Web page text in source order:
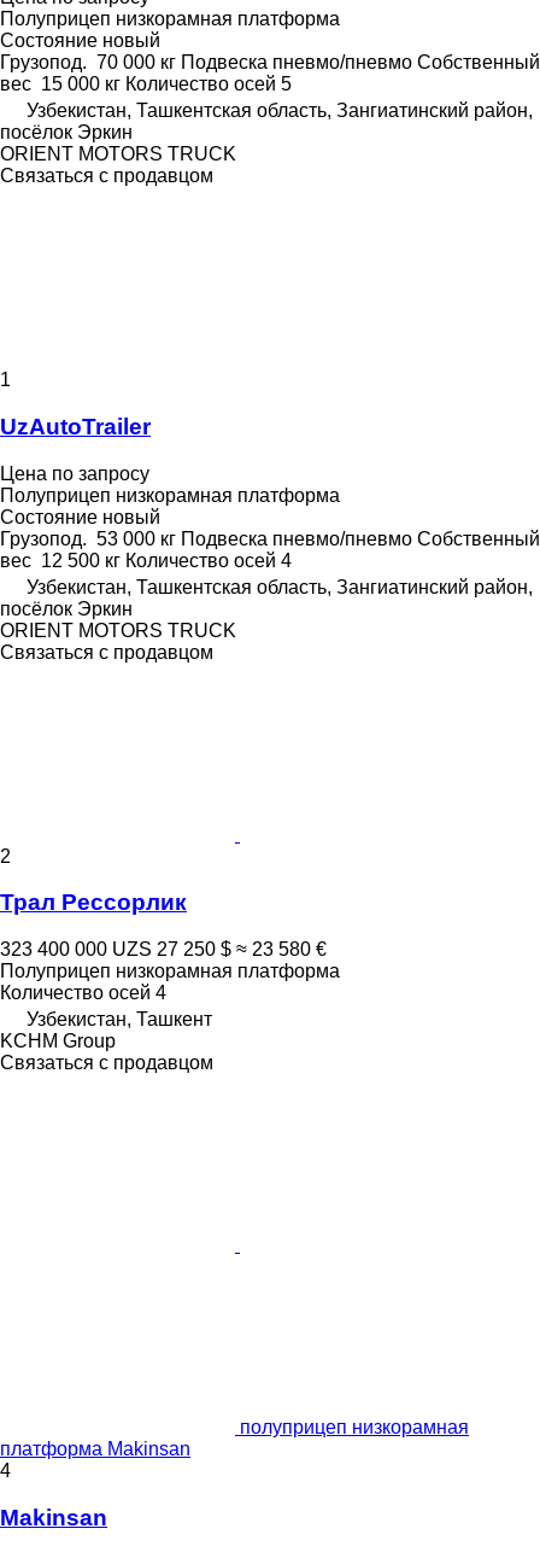
Полуприцеп низкорамная платформа
Состояние новый
Грузопод. 70 000 кг Подвеска пневмо/пневмо Собственный
вес 15 000 кг Количество осей 5
Узбекистан, Ташкентская область, Зангиатинский район,
посёлок Эркин
ORIENT MOTORS TRUCK
Связаться с продавцом
1
UzAutoTrailer
Цена по запросу
Полуприцеп низкорамная платформа
Состояние новый
Грузопод. 53 000 кг Подвеска пневмо/пневмо Собственный
вес 12 500 кг Количество осей 4
Узбекистан, Ташкентская область, Зангиатинский район,
посёлок Эркин
ORIENT MOTORS TRUCK
Связаться с продавцом
2
Трал Рессорлик
323 400 000 UZS 27 250 $ ≈ 23 580 €
Полуприцеп низкорамная платформа
Количество осей 4
Узбекистан, Ташкент
KCHM Group
Связаться с продавцом
полуприцеп низкорамная
платформа Makinsan
4
Makinsan